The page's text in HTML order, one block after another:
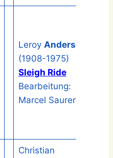
Leroy Anderson
(1908-1975)
Sleigh Ride
Bearbeitung:
Marcel Saurer
Christian